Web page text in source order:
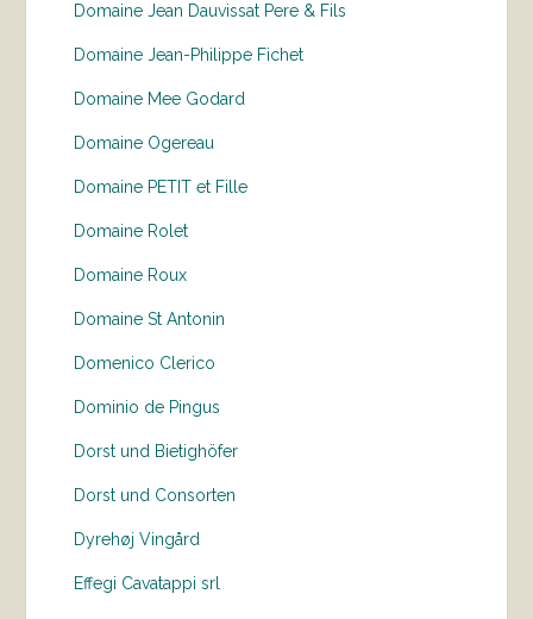
Domaine Jean Dauvissat Pere & Fils
Domaine Jean-Philippe Fichet
Domaine Mee Godard
Domaine Ogereau
Domaine PETIT et Fille
Domaine Rolet
Domaine Roux
Domaine St Antonin
Domenico Clerico
Dominio de Pingus
Dorst und Bietighöfer
Dorst und Consorten
Dyrehøj Vingård
Effegi Cavatappi srl